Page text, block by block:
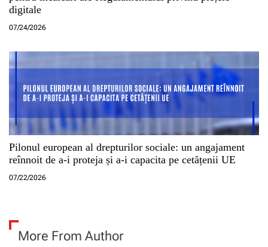
digitale
07/24/2026
Pilonul european al drepturilor sociale: un angajament
reînnoit de a-i proteja și a-i capacita pe cetățenii UE
07/22/2026
More From Author